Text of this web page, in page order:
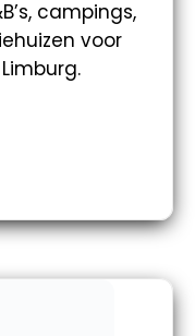
campings,
voor